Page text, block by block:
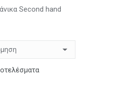
Second hand